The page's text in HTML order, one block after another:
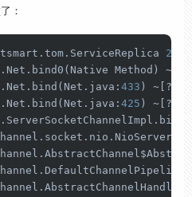
：
247
Method) ~[?:
433 ) ~[?:
425 ) ~[?: